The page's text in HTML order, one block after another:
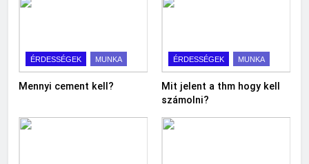
ÉRDESSÉGEK MUNKA
Mennyi cement kell?
ÉRDESSÉGEK MUNKA
Mit jelent a thm hogy kell
számolni?